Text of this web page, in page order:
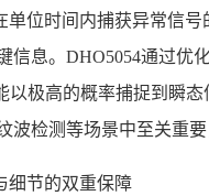
单位时间内捕获异常信
信息。DHO5054通过优
以极高的概率捕捉到瞬
波检测等场景中至关重
细节的双重保障